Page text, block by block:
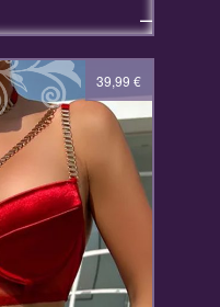
–
39,99 €